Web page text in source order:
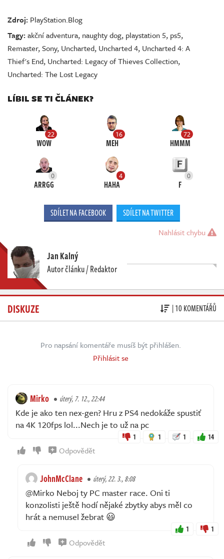
Zdroj: PlayStation.Blog
Tagy:akční adventura, naughty dog, playstation 5, ps5,
Remaster,Sony, Uncharted, Uncharted 4, Uncharted 4: A
Thief's End, Uncharted: Legacy of Thieves Collection,
Uncharted: The Lost Legacy
LÍBIL SE TI ČLÁNEK?
22
WOW
16
MEH
72
HMMM
0
ARRGG
4
HAHA
0
F
SDÍLET NA FACEBOOK SDÍLET NA TWITTER
Nahlásit chybu
Jan Kalný
Autor článku / Redaktor
DISKUZE | 10 KOMENTÁŘŮ
Pro napsání komentáře musíš být přihlášen.
Přihlásit se
Mirko úterý, 7. 12., 22:44
Kde je ako ten nex-gen? Hru z PS4 nedokáže spustiť
na 4K 120fps lol...Nech je to už na pc
1 1 1 14
Odpovědět
JohnMcClane úterý, 22. 3., 8:08
@Mirko Neboj ty PC master race. Oni ti
konzolisti ještě hodí nějaké zbytky abys měl co
hrát a nemusel žebrat 😃
1 1
Odpovědět